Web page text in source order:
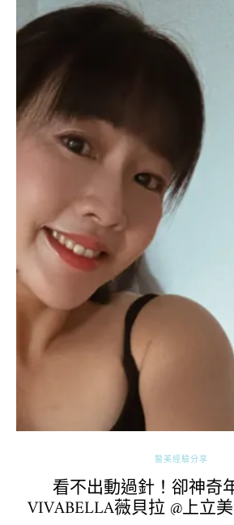
醫美經驗分享
看不出動過針！卻神奇
VIVABELLA薇貝拉 @上立